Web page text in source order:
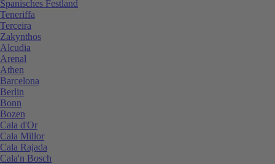
Spanisches Festland
Teneriffa
Terceira
Zakynthos
Alcudia
Arenal
Athen
Barcelona
Berlin
Bonn
Bozen
Cala d'Or
Cala Millor
Cala Rajada
Cala'n Bosch